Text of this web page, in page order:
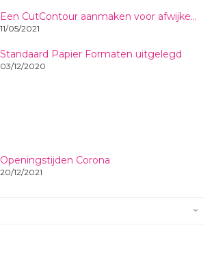
Een CutContour aanmaken voor afwijkende vormen en formaten stickers en plaatmaterialen
11/05/2021
Standaard Papier Formaten uitgelegd
03/12/2020
Openingstijden Corona
20/12/2021